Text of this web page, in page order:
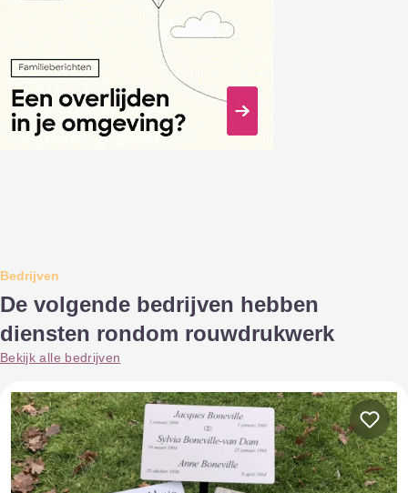
Bedrijven
De volgende bedrijven hebben
diensten rondom rouwdrukwerk
Bekijk alle bedrijven